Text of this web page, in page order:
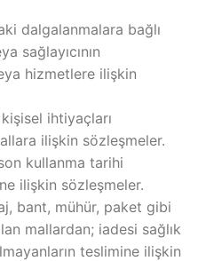
dalgalanmalara bağlı
sağlayıcının
hizmetlere ilişkin
ihtiyaçları
ilişkin sözleşmeler.
kullanma tarihi
ilişkin sözleşmeler.
bant, mühür, paket gibi
mallardan; iadesi sağlık
teslimine ilişkin